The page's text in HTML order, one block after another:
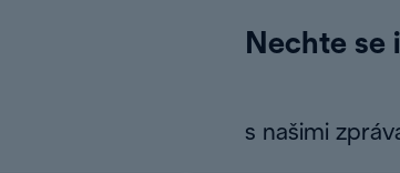
Nechte se
s našimi